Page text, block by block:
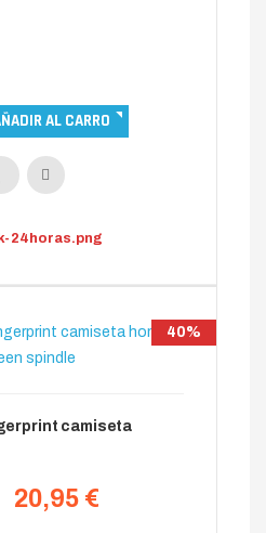
40%
camiseta
20,95 €